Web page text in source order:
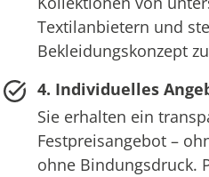
Textilanbietern und
Bekleidungskonzept
4. Individuelles
Sie erhalten ein
Festpreisangebot –
ohne Bindungsdruck.